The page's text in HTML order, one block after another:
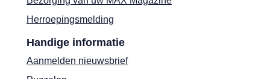
Herroepingsmelding
Handige informatie
Aanmelden nieuwsbrief